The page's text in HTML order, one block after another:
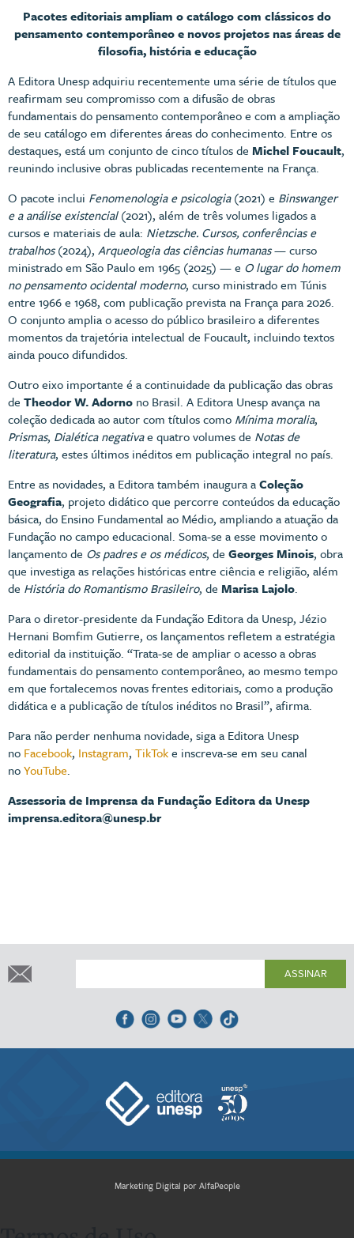
Pacotes editoriais ampliam o catálogo com clássicos do
pensamento contemporâneo e novos projetos nas áreas de
filosofia, história e educação
A Editora Unesp adquiriu recentemente uma série de títulos que
reafirmam seu compromisso com a difusão de obras
fundamentais do pensamento contemporâneo e com a ampliação
de seu catálogo em diferentes áreas do conhecimento. Entre os
destaques, está um conjunto de cinco títulos de Michel Foucault,
reunindo inclusive obras publicadas recentemente na França.
O pacote inclui Fenomenologia e psicologia(2021) e Binswanger
e a análise existencial(2021), além de três volumes ligados a
cursos e materiais de aula: Nietzsche. Cursos, conferências e
trabalhos(2024), Arqueologia das ciências humanas— curso
ministrado em São Paulo em 1965 (2025) — e O lugar do homem
no pensamento ocidental moderno, curso ministrado em Túnis
entre 1966 e 1968, com publicação prevista na França para 2026.
O conjunto amplia o acesso do público brasileiro a diferentes
momentos da trajetória intelectual de Foucault, incluindo textos
ainda pouco difundidos.
Outro eixo importante é a continuidade da publicação das obras
de Theodor W. Adorno no Brasil. A Editora Unesp avança na
coleção dedicada ao autor com títulos como Mínima moralia,
Prismas, Dialética negativae quatro volumes de Notas de
literatura, estes últimos inéditos em publicação integral no país.
Entre as novidades, a Editora também inaugura aColeção
Geografia, projeto didático que percorre conteúdos da educação
básica, do Ensino Fundamental ao Médio, ampliando a atuação da
Fundação no campo educacional. Soma-se a esse movimento o
lançamento de Os padres e os médicos, de Georges Minois, obra
que investiga as relações históricas entre ciência e religião, além
de História do Romantismo Brasileiro, de Marisa Lajolo.
Para o diretor-presidente da Fundação Editora da Unesp, Jézio
Hernani Bomfim Gutierre, os lançamentos refletem a estratégia
editorial da instituição. “Trata-se de ampliar o acesso a obras
fundamentais do pensamento contemporâneo, ao mesmo tempo
em que fortalecemos novas frentes editoriais, como a produção
didática e a publicação de títulos inéditos no Brasil”, afirma.
Para não perder nenhuma novidade, siga a Editora Unesp
no Facebook, Instagram, TikToke inscreva-se em seu canal
noYouTube.
Assessoria de Imprensa da Fundação Editora da Unesp
imprensa.editora@unesp.br
ASSINAR
Marketing Digital por AlfaPeople